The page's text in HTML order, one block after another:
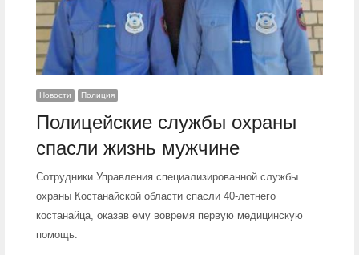
Новости Полиция
Полицейские службы охраны
спасли жизнь мужчине
Сотрудники Управления специализированной службы
охраны Костанайской области спасли 40-летнего
костанайца, оказав ему вовремя первую медицинскую
помощь.